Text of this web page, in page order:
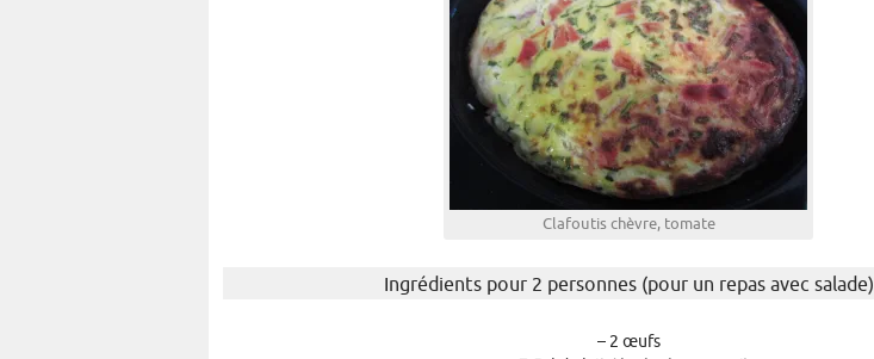
Clafoutis chèvre, tomate
Ingrédients pour 2 personnes (pour un repas avec salade)
– 2 œufs